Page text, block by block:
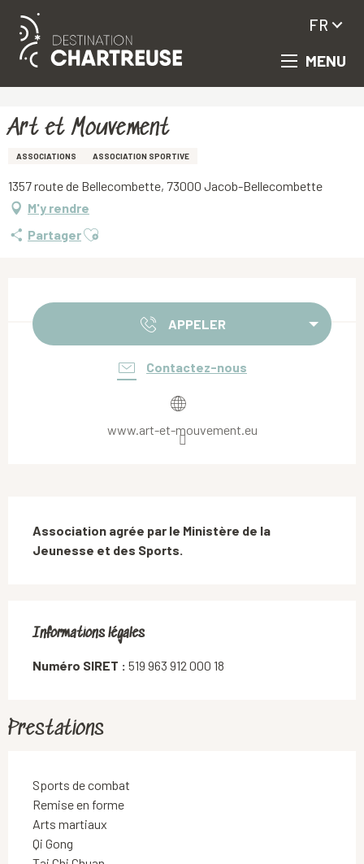
Aller
principal
MENU
FR
Art et Mouvement
ASSOCIATIONS ASSOCIATION SPORTIVE
1357 route de Bellecombette, 73000 Jacob-Bellecombette
M'y rendre
PartagerAjouter aux favoris
APPELER
Contactez-nous
www.art-et-mouvement.eu
Association agrée par le Ministère de la
Jeunesse et des Sports.
Informations légales
Informations légales
Numéro SIRET : 519 963 912 000 18
Prestations
Sports de combat
Remise en forme
Arts martiaux
Qi Gong